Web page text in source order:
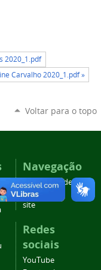
2020_1.pdf
Carvalho 2020_1.pdf »
Voltar para o topo
Navegação
Acessibilidade
Mapa do
site
Redes
sociais
YouTube